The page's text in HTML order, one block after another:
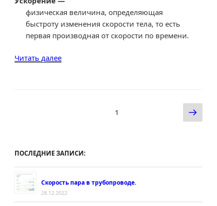
физическая величина, определяющая
быстроту изменения скорости тела, то есть
первая производная от скорости по времени.
Читать далее«Справка
Конвектор
ускорения.»
1
ПОСЛЕДНИЕ ЗАПИСИ:
Скорость пара в трубопроводе.
28.12.2022